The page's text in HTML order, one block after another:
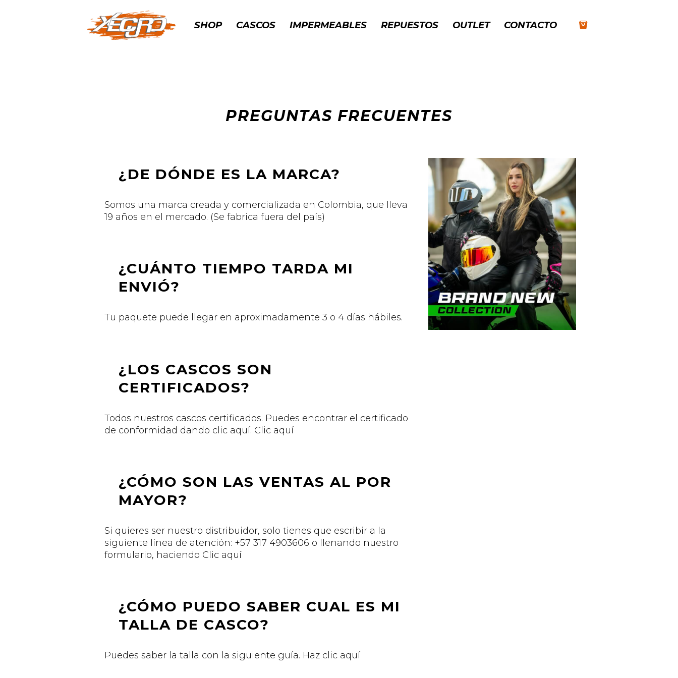
SHOP CASCOS IMPERMEABLES REPUESTOS OUTLET CONTACTO
PREGUNTAS FRECUENTES
¿DE DÓNDE ES LA MARCA?
Somos una marca creada y comercializada en Colombia, que lleva
19 años en el mercado. (Se fabrica fuera del país)
¿CUÁNTO TIEMPO TARDA MI
ENVIÓ?
Tu paquete puede llegar en aproximadamente 3 o 4 días hábiles.
¿LOS CASCOS SON
CERTIFICADOS?
Todos nuestros cascos certificados. Puedes encontrar el certificado
de conformidad dando clic aquí. Clic aquí
¿CÓMO SON LAS VENTAS AL POR
MAYOR?
Si quieres ser nuestro distribuidor, solo tienes que escribir a la
siguiente línea de atención: +57 317 4903606 o llenando nuestro
formulario, haciendo Clic aquí
¿CÓMO PUEDO SABER CUAL ES MI
TALLA DE CASCO?
Puedes saber la talla con la siguiente guía. Haz clic aquí